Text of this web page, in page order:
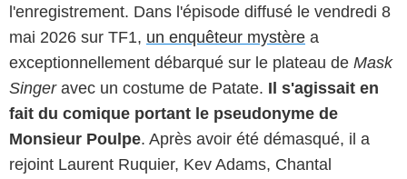
l'enregistrement. Dans l'épisode diffusé le vendredi 8
mai 2026 sur TF1, un enquêteur mystère a
exceptionnellement débarqué sur le plateau de Mask
Singeravec un costume de Patate. Il s'agissait en
fait du comique portant le pseudonyme de
Monsieur Poulpe. Après avoir été démasqué, il a
rejoint Laurent Ruquier, Kev Adams, Chantal